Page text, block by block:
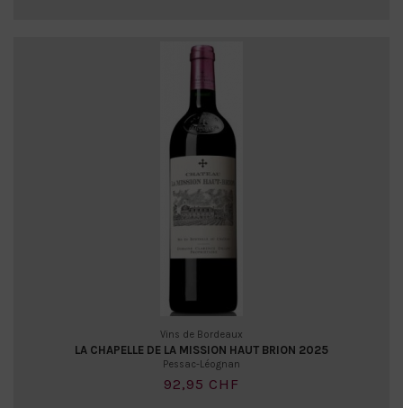
Vins de Bordeaux
LA CHAPELLE DE LA MISSION HAUT BRION 2025
Pessac-Léognan
92,95 CHF